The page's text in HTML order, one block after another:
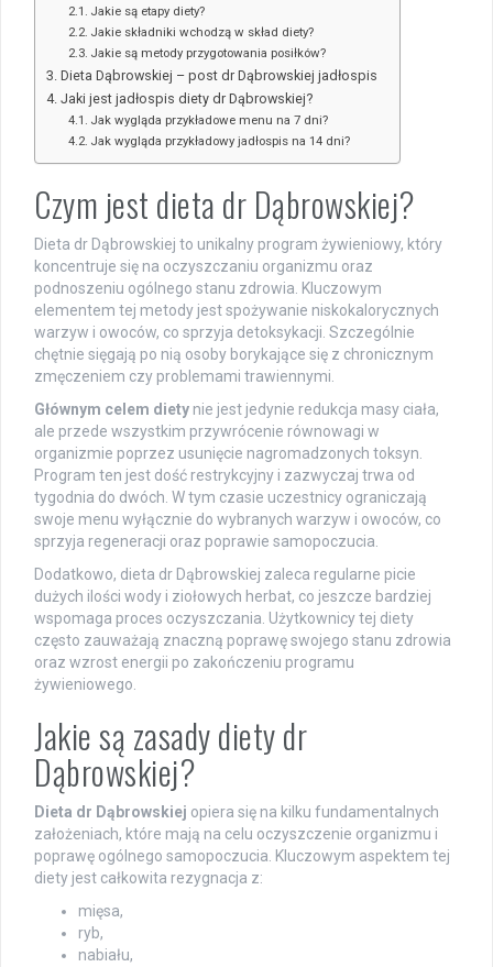
Jakie są etapy diety?
Jakie składniki wchodzą w skład diety?
Jakie są metody przygotowania posiłków?
Dieta Dąbrowskiej – post dr Dąbrowskiej jadłospis
Jaki jest jadłospis diety dr Dąbrowskiej?
Jak wygląda przykładowe menu na 7 dni?
Jak wygląda przykładowy jadłospis na 14 dni?
Czym jest dieta dr Dąbrowskiej?
Dieta dr Dąbrowskiej to unikalny program żywieniowy, który
koncentruje się na oczyszczaniu organizmu oraz
podnoszeniu ogólnego stanu zdrowia. Kluczowym
elementem tej metody jest spożywanie niskokalorycznych
warzyw i owoców, co sprzyja detoksykacji. Szczególnie
chętnie sięgają po nią osoby borykające się z chronicznym
zmęczeniem czy problemami trawiennymi.
Głównym celem diety nie jest jedynie redukcja masy ciała,
ale przede wszystkim przywrócenie równowagi w
organizmie poprzez usunięcie nagromadzonych toksyn.
Program ten jest dość restrykcyjny i zazwyczaj trwa od
tygodnia do dwóch. W tym czasie uczestnicy ograniczają
swoje menu wyłącznie do wybranych warzyw i owoców, co
sprzyja regeneracji oraz poprawie samopoczucia.
Dodatkowo, dieta dr Dąbrowskiej zaleca regularne picie
dużych ilości wody i ziołowych herbat, co jeszcze bardziej
wspomaga proces oczyszczania. Użytkownicy tej diety
często zauważają znaczną poprawę swojego stanu zdrowia
oraz wzrost energii po zakończeniu programu
żywieniowego.
Jakie są zasady diety dr
Dąbrowskiej?
Dieta dr Dąbrowskiej opiera się na kilku fundamentalnych
założeniach, które mają na celu oczyszczenie organizmu i
poprawę ogólnego samopoczucia. Kluczowym aspektem tej
diety jest całkowita rezygnacja z:
mięsa,
ryb,
nabiału,